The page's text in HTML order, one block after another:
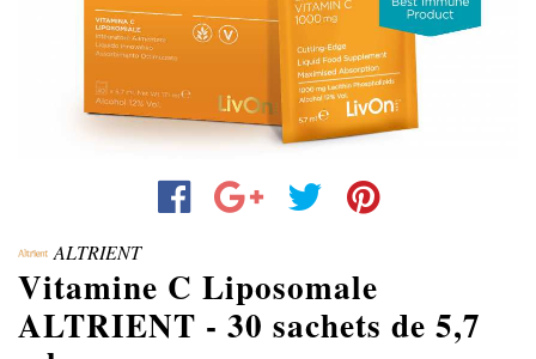
ALTRIENT
Vitamine C Liposomale
ALTRIENT - 30 sachets de 5,7